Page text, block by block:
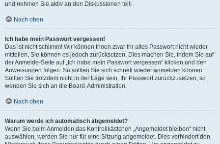
und nehmen Sie aktiv an den Diskussionen teil!
Nach oben
Ich habe mein Passwort vergessen!
Das ist nicht schlimm! Wir können Ihnen zwar Ihr altes Passwort nicht wieder
mitteilen, Sie können es jedoch zurücksetzen. Dies machen Sie, indem Sie auf
der Anmelde-Seite auf „Ich habe mein Passwort vergessen“ klicken und den
Anweisungen folgen. So sollten Sie sich schnell wieder anmelden können.
Sollten Sie trotzdem nicht in der Lage sein, Ihr Passwort zurückzusetzen, so
wenden Sie sich an die Board-Administration.
Nach oben
Warum werde ich automatisch abgemeldet?
Wenn Sie beim Anmelden das Kontrollkästchen „Angemeldet bleiben“ nicht
auswählen, werden Sie nur für eine Sitzung angemeldet. Dies verhindert den